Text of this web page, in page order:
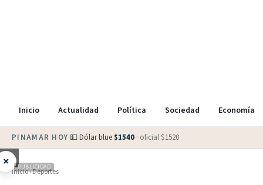
Inicio Actualidad Política Sociedad Economía
PINAMAR HOY·💵 Dólar blue $1540 · oficial $1520
× PUBLICIDAD
Inicio›Deportes